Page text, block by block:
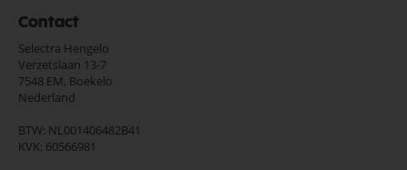
Contact
Selectra Hengelo
Verzetslaan 13-7
7548 EM, Boekelo
Nederland
BTW: NL001406482B41
KVK: 60566981